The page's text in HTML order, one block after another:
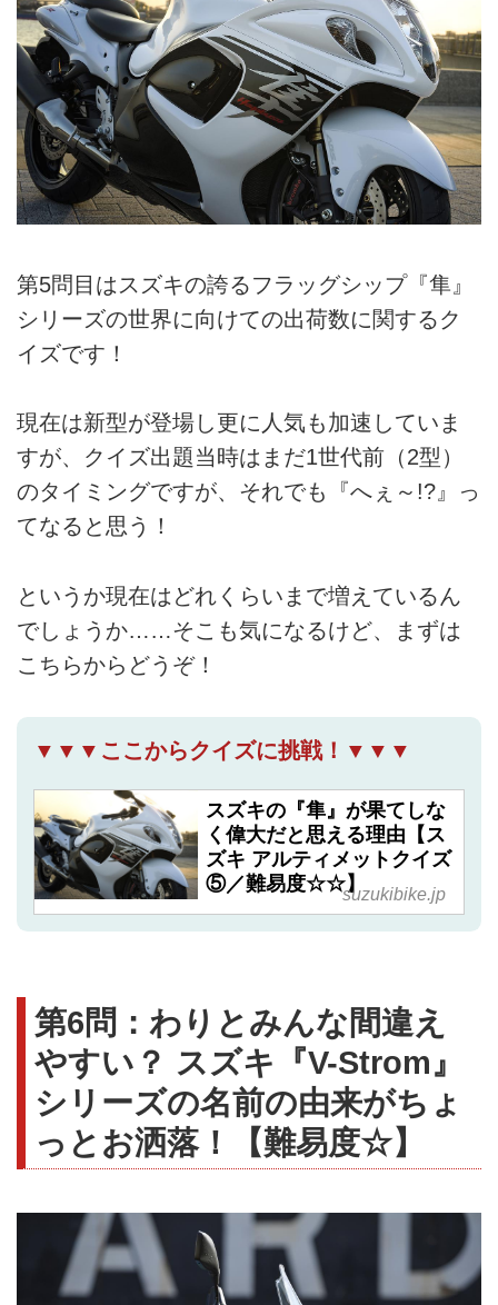
第5問目はスズキの誇るフラッグシップ『隼』
シリーズの世界に向けての出荷数に関するク
イズです！
現在は新型が登場し更に人気も加速していま
すが、クイズ出題当時はまだ1世代前（2型）
のタイミングですが、それでも『へぇ～!?』っ
てなると思う！
というか現在はどれくらいまで増えているん
でしょうか……そこも気になるけど、まずは
こちらからどうぞ！
▼▼▼ここからクイズに挑戦！▼▼▼
スズキの『隼』が果てしな
く偉大だと思える理由【ス
ズキ アルティメットクイズ
⑤／難易度☆☆】suzukibike.jp
第6問：わりとみんな間違え
やすい？ スズキ『V-Strom』
シリーズの名前の由来がちょ
っとお洒落！【難易度☆】